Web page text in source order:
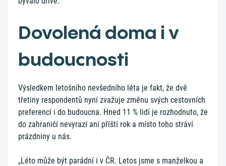
Dovolená doma i v
budoucnosti
Výsledkem letošního nevšedního léta je fakt, že dvě
třetiny respondentů nyní zvažuje změnu svých cestovních
preferencí i do budoucna. Hned 11 % lidí je rozhodnuto, že
do zahraničí nevyrazí ani příští rok a místo toho stráví
prázdniny u nás.
„Léto může být parádní i v ČR. Letos jsme s manželkou a